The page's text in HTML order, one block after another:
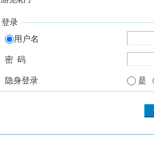
登录
用户名
密 码
隐身登录 是